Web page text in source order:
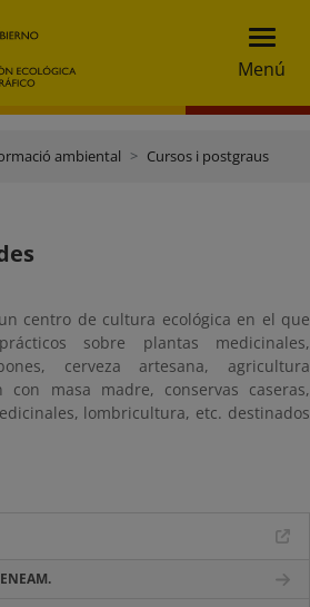
Menú
ambiental Cursos i postgraus
centro de cultura ecológica en el que
sobre plantas medicinales,
cerveza artesana, agricultura
con masa madre, conservas caseras,
lombricultura, etc. destinados